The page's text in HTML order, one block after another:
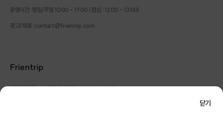
닫기
운영시간: 평일/주말 10:00 - 17:00 (점심 : 12:00 - 13:00)
광고/제휴: contact@frientrip.com
Frientrip
㈜프렌트립 | 사업자 등록번호 : 261-81-04385